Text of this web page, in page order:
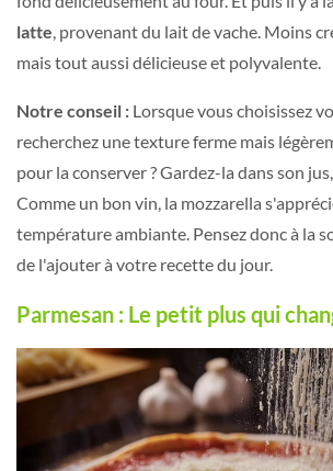
latte, provenant du lait de vache. Moins
mais tout aussi délicieuse et polyvalente.
Notre conseil : Lorsque vous choisissez
recherchez une texture ferme mais
pour la conserver ? Gardez-la dans son
Comme un bon vin, la mozzarella
température ambiante. Pensez donc à la
de l'ajouter à votre recette du jour.
Parmesan : Le petit plus qui